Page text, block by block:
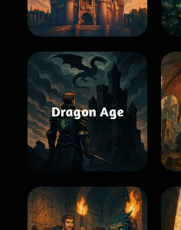
Dragon Age